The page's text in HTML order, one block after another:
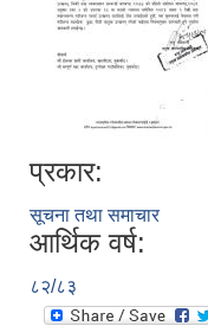
प्रकार:
सूचना तथा समाचार
आर्थिक वर्ष:
८२/८३